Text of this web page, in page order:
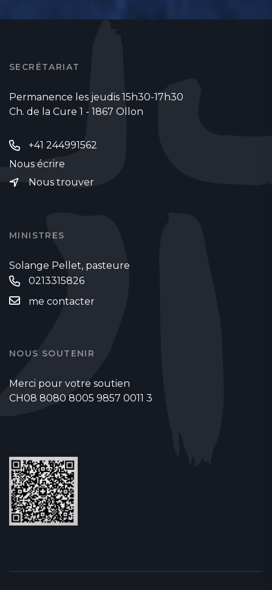
SECRÉTARIAT
Permanence les jeudis 15h30-17h30
Ch. de la Cure 1 - 1867 Ollon
+41 244991562
Nous écrire
Nous trouver
MINISTRES
Solange Pellet, pasteure
0213315826
me contacter
NOUS SOUTENIR
Merci pour votre soutien
CH08 8080 8005 9857 0011 3